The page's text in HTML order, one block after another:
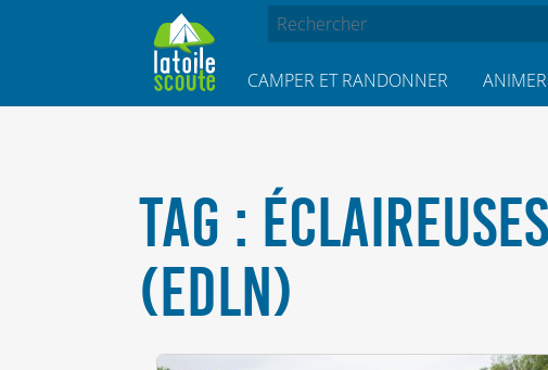
CAMPER ET RANDONNER ANIMER
TAG :
(EDLN)